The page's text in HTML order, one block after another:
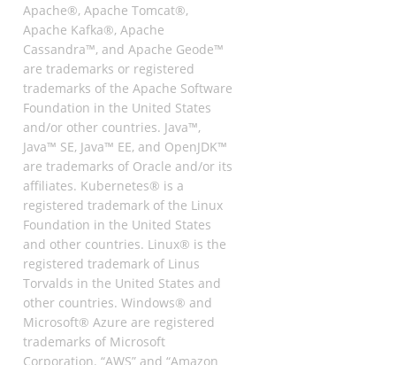
Apache®, Apache Tomcat®,
Apache Kafka®, Apache
Cassandra™, and Apache Geode™
are trademarks or registered
trademarks of the Apache Software
Foundation in the United States
and/or other countries. Java™,
Java™ SE, Java™ EE, and OpenJDK™
are trademarks of Oracle and/or its
affiliates. Kubernetes® is a
registered trademark of the Linux
Foundation in the United States
and other countries. Linux® is the
registered trademark of Linus
Torvalds in the United States and
other countries. Windows® and
Microsoft® Azure are registered
trademarks of Microsoft
Corporation. “AWS” and “Amazon